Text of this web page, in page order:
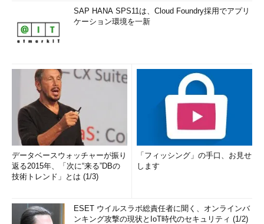
SAP HANA SPS11は、Cloud Foundry採用でアプリ
ケーション環境を一新
データベースウォッチャーが振り
返る2015年、「次に“来る”DBの
技術トレンド」とは (1/3)
「フィッシング」の手口、お見せ
します
ESET ウイルスラボ総責任者に聞く、オンラインバ
ンキング攻撃の現状とIoT時代のセキュリティ (1/2)